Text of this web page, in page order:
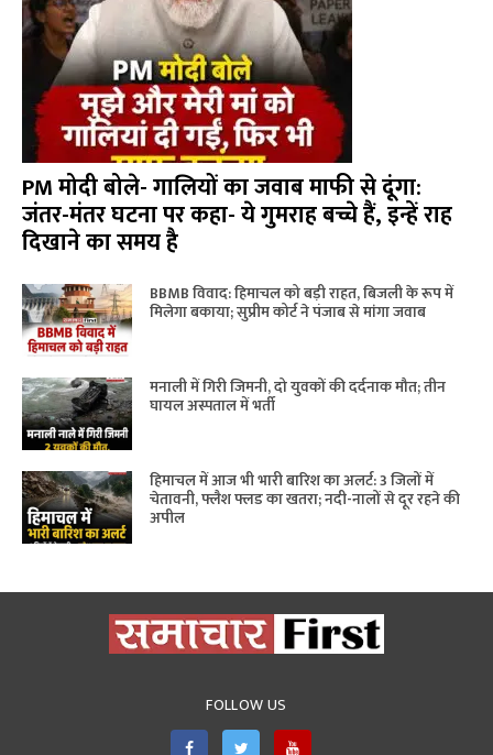
PM मोदी बोले- गालियों का जवाब माफी से दूंगा:
जंतर-मंतर घटना पर कहा- ये गुमराह बच्चे हैं, इन्हें राह
दिखाने का समय है
BBMB विवाद: हिमाचल को बड़ी राहत, बिजली के रूप में
मिलेगा बकाया; सुप्रीम कोर्ट ने पंजाब से मांगा जवाब
मनाली में गिरी जिमनी, दो युवकों की दर्दनाक मौत; तीन
घायल अस्पताल में भर्ती
हिमाचल में आज भी भारी बारिश का अलर्ट: 3 जिलों में
चेतावनी, फ्लैश फ्लड का खतरा; नदी-नालों से दूर रहने की
अपील
FOLLOW US